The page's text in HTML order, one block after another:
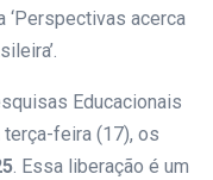
acerca
Educacionais
feira (17), os
. Essa liberação é um